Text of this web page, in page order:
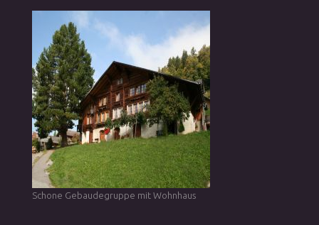
Schone Gebaudegruppe mit Wohnhaus